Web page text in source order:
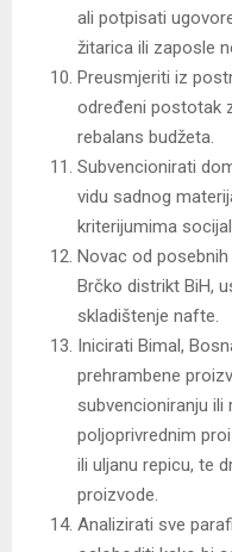
ali potpisati
žitarica ili zaposle
Preusmjeriti iz
određeni postotak
rebalans budžeta.
Subvencionirati
vidu sadnog
kriterijumima
Novac od
Brčko distrikt BiH,
skladištenje nafte.
Inicirati Bimal,
prehrambene
subvencioniranju
poljoprivrednim
ili uljanu repicu, te
proizvode.
Analizirati sve